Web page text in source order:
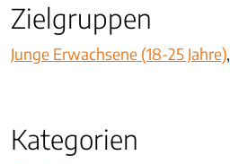
Zielgruppen
Junge Erwachsene (18-25 Jahre),
Kategorien